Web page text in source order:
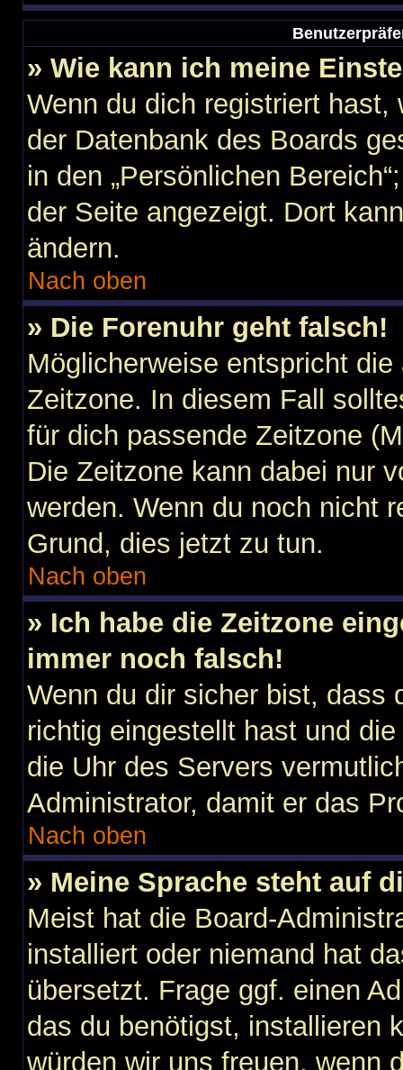
» Wie kann ich meine
Wenn du dich registriert
der Datenbank des Boards
in den „Persönlichen
der Seite angezeigt. Dort
ändern.
Nach oben
» Die Forenuhr geht falsch!
Möglicherweise entspricht
Zeitzone. In diesem Fall
für dich passende Zeitzone
Die Zeitzone kann dabei nur
werden. Wenn du noch nicht
Grund, dies jetzt zu tun.
Nach oben
» Ich habe die Zeitzone
immer noch falsch!
Wenn du dir sicher bist, dass
richtig eingestellt hast und
die Uhr des Servers
Administrator, damit er das
Nach oben
» Meine Sprache steht auf
Meist hat die Board-
installiert oder niemand hat
übersetzt. Frage ggf. einen
das du benötigst, installieren
würden wir uns freuen, wenn